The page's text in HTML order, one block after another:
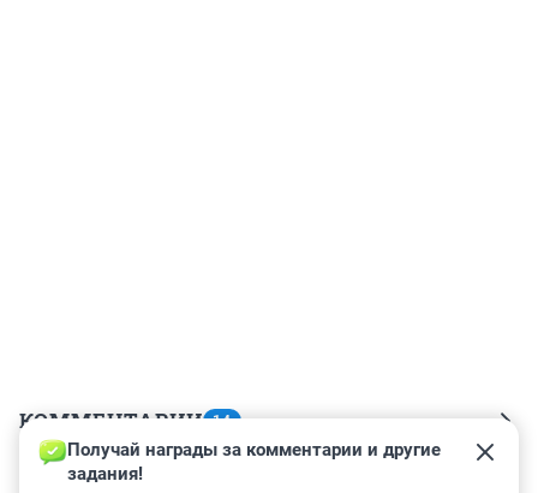
КОММЕНТАРИИ 14
Гость
Получай награды за комментарии и другие
задания!